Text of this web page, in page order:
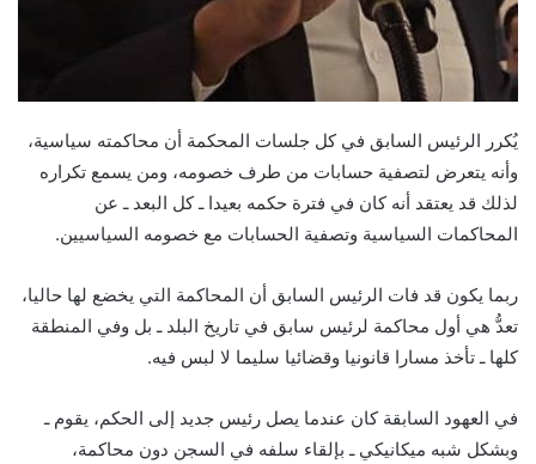
يُكرر الرئيس السابق في كل جلسات المحكمة أن محاكمته سياسية،
وأنه يتعرض لتصفية حسابات من طرف خصومه، ومن يسمع تكراره
لذلك قد يعتقد أنه كان في فترة حكمه بعيدا ـ كل البعد ـ عن
المحاكمات السياسية وتصفية الحسابات مع خصومه السياسيين.
ربما يكون قد فات الرئيس السابق أن المحاكمة التي يخضع لها حاليا،
تعدُّ هي أول محاكمة لرئيس سابق في تاريخ البلد ـ بل وفي المنطقة
كلها ـ تأخذ مسارا قانونيا وقضائيا سليما لا لبس فيه.
في العهود السابقة كان عندما يصل رئيس جديد إلى الحكم، يقوم ـ
وبشكل شبه ميكانيكي ـ بإلقاء سلفه في السجن دون محاكمة،